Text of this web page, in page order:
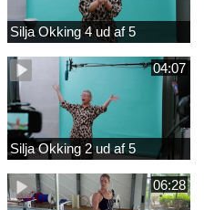
Silja Okking 4 ud af 5
04:07
Silja Okking 2 ud af 5
06:28